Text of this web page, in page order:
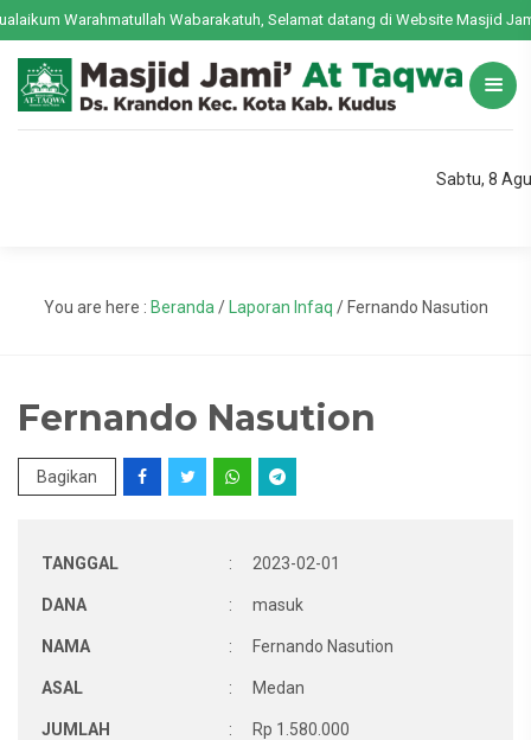
Warahmatullah Wabarakatuh, Selamat datang di Website Masjid
Sabtu, 8
You are here : Beranda / Laporan Infaq / Fernando Nasution
Fernando Nasution
Bagikan
TANGGAL : 2023-02-01
DANA : masuk
NAMA : Fernando Nasution
ASAL : Medan
JUMLAH : Rp 1.580.000